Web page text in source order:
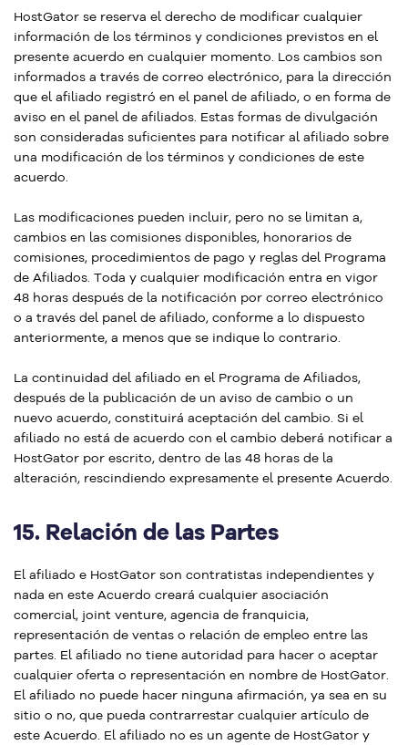
HostGator se reserva el derecho de modificar cualquier
información de los términos y condiciones previstos en el
presente acuerdo en cualquier momento. Los cambios son
informados a través de correo electrónico, para la dirección
que el afiliado registró en el panel de afiliado, o en forma de
aviso en el panel de afiliados. Estas formas de divulgación
son consideradas suficientes para notificar al afiliado sobre
una modificación de los términos y condiciones de este
acuerdo.
Las modificaciones pueden incluir, pero no se limitan a,
cambios en las comisiones disponibles, honorarios de
comisiones, procedimientos de pago y reglas del Programa
de Afiliados. Toda y cualquier modificación entra en vigor
48 horas después de la notificación por correo electrónico
o a través del panel de afiliado, conforme a lo dispuesto
anteriormente, a menos que se indique lo contrario.
La continuidad del afiliado en el Programa de Afiliados,
después de la publicación de un aviso de cambio o un
nuevo acuerdo, constituirá aceptación del cambio. Si el
afiliado no está de acuerdo con el cambio deberá notificar a
HostGator por escrito, dentro de las 48 horas de la
alteración, rescindiendo expresamente el presente Acuerdo.
15. Relación de las Partes
El afiliado e HostGator son contratistas independientes y
nada en este Acuerdo creará cualquier asociación
comercial, joint venture, agencia de franquicia,
representación de ventas o relación de empleo entre las
partes. El afiliado no tiene autoridad para hacer o aceptar
cualquier oferta o representación en nombre de HostGator.
El afiliado no puede hacer ninguna afirmación, ya sea en su
sitio o no, que pueda contrarrestar cualquier artículo de
este Acuerdo. El afiliado no es un agente de HostGator y